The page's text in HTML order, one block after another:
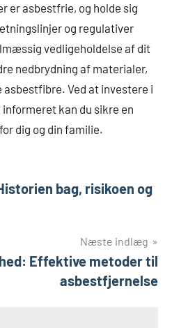
er asbestfrie, og holde sig
og regulativer
vedligeholdelse af dit
nedbrydning af materialer,
Ved at investere i
kan du sikre en
dig og din familie.
bag, risikoen og
Næste indlæg
Effektive metoder til
asbestfjernelse